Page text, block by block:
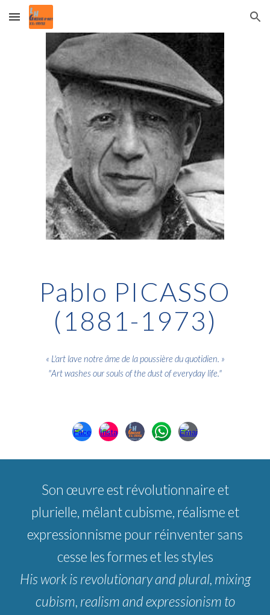
Skip to main content Skip to navigation
Pablo PICASSO
(1881-1973)
« L'art lave notre âme de la poussière du quotidien. »
"Art washes our souls of the dust of everyday life."
Son œuvre est révolutionnaire et
plurielle, mêlant cubisme, réalisme et
expressionnisme pour réinventer sans
cesse les formes et les styles
His work is revolutionary and plural, mixing
cubism, realism and expressionism to